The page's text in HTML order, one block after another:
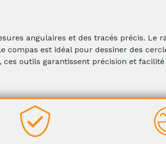
angulaires et des tracés précis. Le
est idéal pour dessiner des
outils garantissent précision et facilité